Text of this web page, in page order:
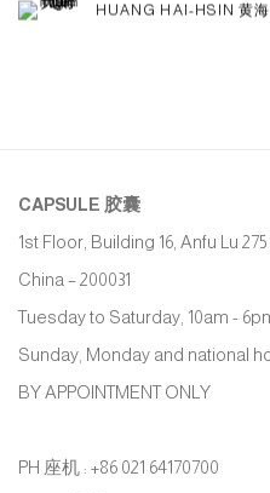
HUANG HAI-HSIN 黄海
CAPSULE 胶囊
1st Floor, Building 16, Anfu Lu
China – 200031
Tuesday to Saturday, 10am -
Sunday, Monday and national
BY APPOINTMENT ONLY
PH 座机 : +86 021 64170700